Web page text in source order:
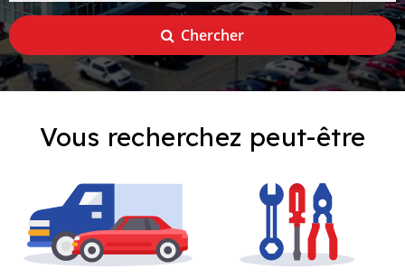
Chercher
Vous recherchez peut-être